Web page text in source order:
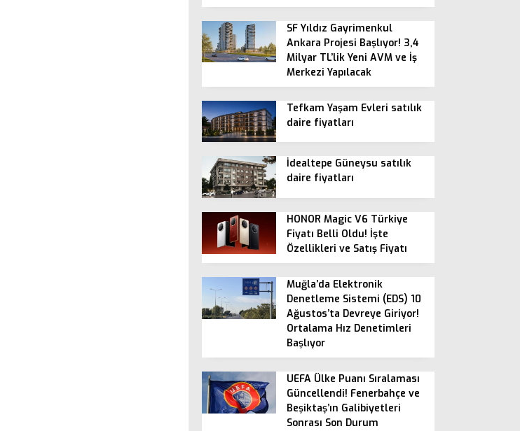
SF Yıldız Gayrimenkul
Ankara Projesi Başlıyor! 3,4
Milyar TL’lik Yeni AVM ve İş
Merkezi Yapılacak
Tefkam Yaşam Evleri satılık
daire fiyatları
İdealtepe Güneysu satılık
daire fiyatları
HONOR Magic V6 Türkiye
Fiyatı Belli Oldu! İşte
Özellikleri ve Satış Fiyatı
Muğla’da Elektronik
Denetleme Sistemi (EDS) 10
Ağustos’ta Devreye Giriyor!
Ortalama Hız Denetimleri
Başlıyor
UEFA Ülke Puanı Sıralaması
Güncellendi! Fenerbahçe ve
Beşiktaş’ın Galibiyetleri
Sonrası Son Durum